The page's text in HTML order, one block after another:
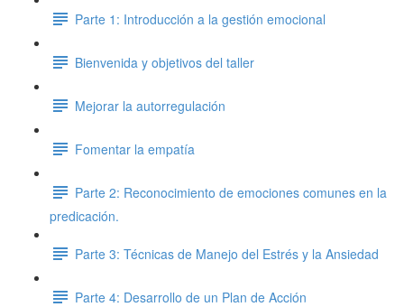
Parte 1: Introducción a la gestión emocional
Bienvenida y objetivos del taller
Mejorar la autorregulación
Fomentar la empatía
Parte 2: Reconocimiento de emociones comunes en la
predicación.
Parte 3: Técnicas de Manejo del Estrés y la Ansiedad
Parte 4: Desarrollo de un Plan de Acción